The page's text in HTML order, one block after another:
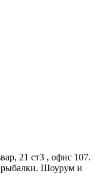
21 ст3 , офис 107.
рыбалки. Шоурум и